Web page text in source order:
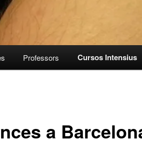
Professors Cursos Intensius
a